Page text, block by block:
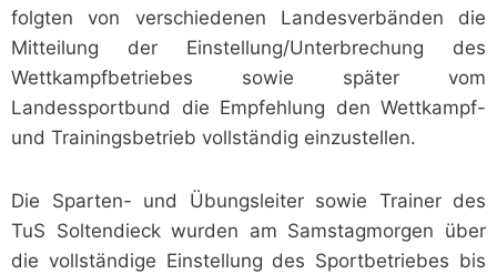
folgten von verschiedenen Landesverbänden die
Mitteilung der Einstellung/Unterbrechung des
Wettkampfbetriebes sowie später vom
Landessportbund die Empfehlung den Wettkampf-
und Trainingsbetrieb vollständig einzustellen.
Die Sparten- und Übungsleiter sowie Trainer des
TuS Soltendieck wurden am Samstagmorgen über
die vollständige Einstellung des Sportbetriebes bis